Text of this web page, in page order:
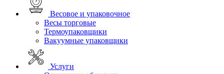
Весовое и упаковочное
Весы торговые
Термоупаковщики
Вакуумные упаковщики
Услуги